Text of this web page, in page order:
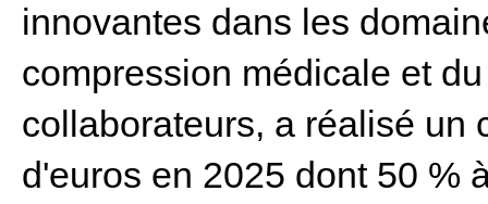
innovantes dans les
compression médicale et
collaborateurs, a réalisé un
d'euros en 2025 dont 50 %